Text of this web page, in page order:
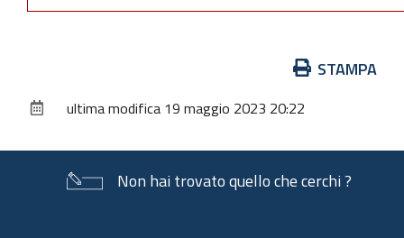
documento
STAMPA
ultima modifica 19 maggio 2023 20:22
Non hai trovato quello che cerchi ?